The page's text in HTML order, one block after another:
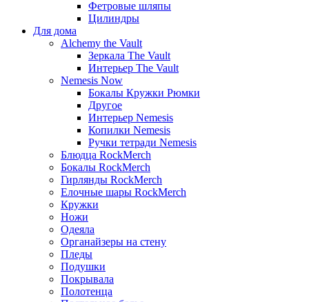
Фетровые шляпы
Цилиндры
Для дома
Alchemy the Vault
Зеркала The Vault
Интерьер The Vault
Nemesis Now
Бокалы Кружки Рюмки
Другое
Интерьер Nemesis
Копилки Nemesis
Ручки тетради Nemesis
Блюдца RockMerch
Бокалы RockMerch
Гирлянды RockMerch
Елочные шары RockMerch
Кружки
Ножи
Одеяла
Органайзеры на стену
Пледы
Подушки
Покрывала
Полотенца